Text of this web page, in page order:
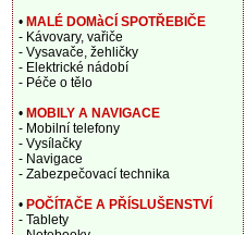
• MALÉ DOMàCÍ SPOTŘEBIČE
- Kávovary, vařiče
- Vysavače, žehličky
- Elektrické nádobí
- Péče o tělo
• MOBILY A NAVIGACE
- Mobilní telefony
- Vysílačky
- Navigace
- Zabezpečovací technika
• POČÍTAČE A PŘÍSLUŠENSTVÍ
- Tablety